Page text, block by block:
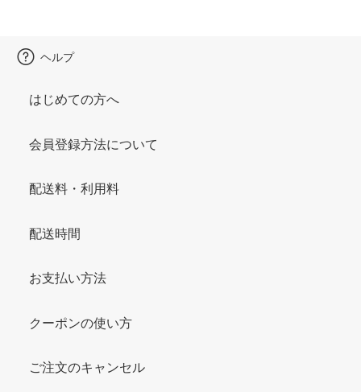
ヘルプ
はじめての方へ
会員登録方法について
配送料・利用料
配送時間
お支払い方法
クーポンの使い方
ご注文のキャンセル